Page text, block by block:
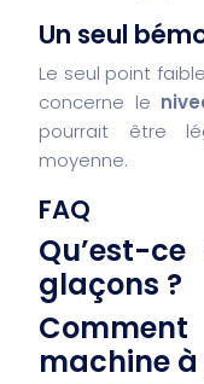
Un seul
Le seul point
concerne le
pourrait être
moyenne.
FAQ
Qu’est-
glaçons ?
machine